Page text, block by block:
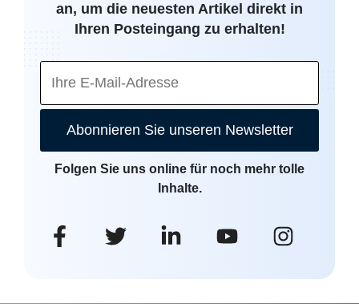
an, um die neuesten Artikel direkt in
Ihren Posteingang zu erhalten!
Abonnieren Sie unseren Newsletter
Folgen Sie uns online für noch mehr tolle
Inhalte.